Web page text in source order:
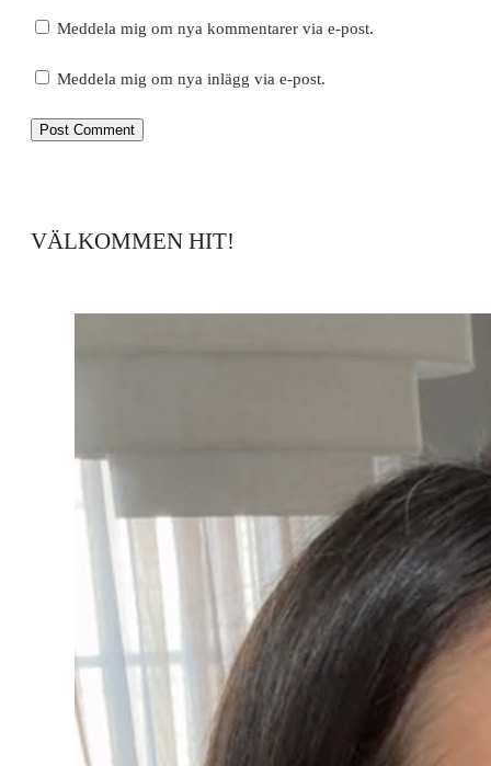
Meddela mig om nya kommentarer via e-post.
Meddela mig om nya inlägg via e-post.
VÄLKOMMEN HIT!